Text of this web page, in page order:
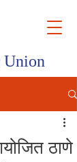
Union
ठाणे